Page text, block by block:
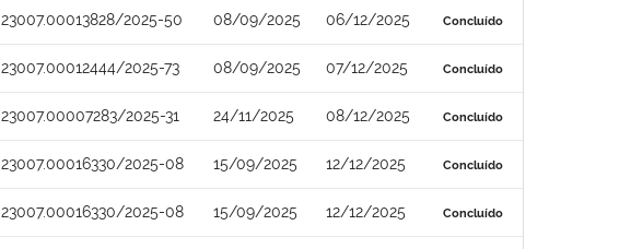
23007.00013828/2025-50 08/09/2025 06/12/2025 Concluído
23007.00012444/2025-73 08/09/2025 07/12/2025 Concluído
23007.00007283/2025-31 24/11/2025 08/12/2025 Concluído
23007.00016330/2025-08 15/09/2025 12/12/2025 Concluído
23007.00016330/2025-08 15/09/2025 12/12/2025 Concluído